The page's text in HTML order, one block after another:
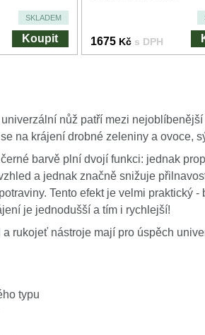
SKLADEM
Koupit 1675 Kč s DPH
nůž patří mezi
na krájení drobné zeleniny a ovoce,
barvě plní dvojí funkci: jednak
a jednak značně snižuje
Tento efekt je velmi praktický
je jednodušší a tím i rychlejší!
rukojeť nástroje mají pro úspěch
typu